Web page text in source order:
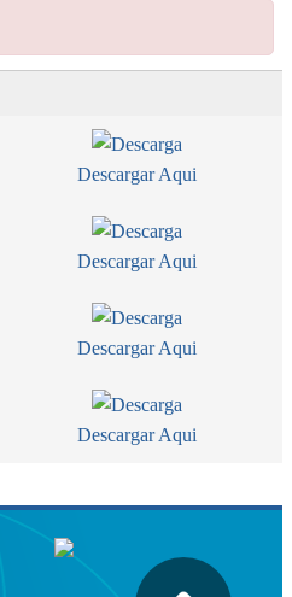
Descargar Aqui
Descargar Aqui
Descargar Aqui
Descargar Aqui